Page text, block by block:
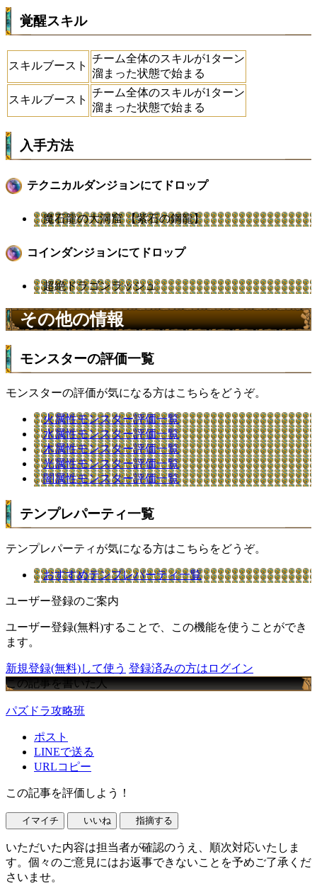
覚醒スキル
スキルブースト
チーム全体のスキルが1ターン
溜まった状態で始まる
スキルブースト
チーム全体のスキルが1ターン
溜まった状態で始まる
入手方法
テクニカルダンジョンにてドロップ
魔石龍の大洞窟 【紫石の鋼龍】
コインダンジョンにてドロップ
超絶ドラゴンラッシュ
その他の情報
モンスターの評価一覧
モンスターの評価が気になる方はこちらをどうぞ。
火属性モンスター評価一覧
水属性モンスター評価一覧
木属性モンスター評価一覧
光属性モンスター評価一覧
闇属性モンスター評価一覧
テンプレパーティ一覧
テンプレパーティが気になる方はこちらをどうぞ。
おすすめテンプレパーティ一覧
ユーザー登録のご案内
ユーザー登録(無料)することで、この機能を使うことができ
ます。
新規登録(無料)して使う 登録済みの方はログイン
この記事を書いた人
パズドラ攻略班
ポスト
LINEで送る
URLコピー
この記事を評価しよう！
イマイチ いいね 指摘する
いただいた内容は担当者が確認のうえ、順次対応いたしま
す。個々のご意見にはお返事できないことを予めご了承くだ
さいませ。